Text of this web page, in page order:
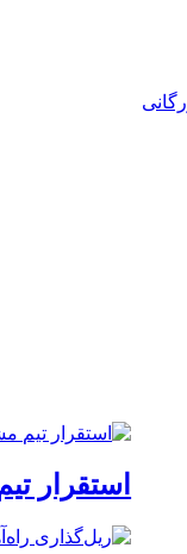
استقرار